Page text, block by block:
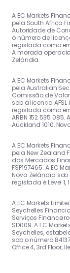
A EC Markets
pela South Africa
Autoridade de
o número de
registada como
A morada
Zelândia.
A EC Markets
pela Australian
Comissão de
sob a licença AFSL
registada como
ARBN 152 535 085.
Auckland 1010,
A EC Markets
pela New Zealand
dos Mercados
FSP197465. A EC
Nova Zelândia
registada é Level 1,
A EC Markets
Seychelles
Serviços
SD009. A EC
Seychelles,
sob o número
Office 4, 3rd Floor,